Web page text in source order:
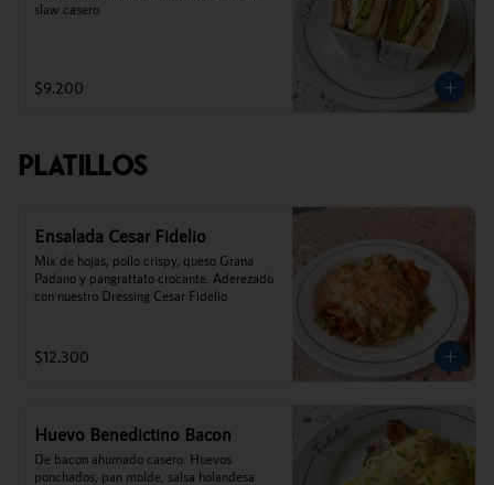
slaw casero
$9.200
Platillos
Ensalada Cesar Fidelio
Mix de hojas, pollo crispy, queso Grana
Padano y pangrattato crocante. Aderezado
con nuestro Dressing Cesar Fidelio
$12.300
Huevo Benedictino Bacon
De bacon ahumado casero. Huevos
ponchados, pan molde, salsa holandesa